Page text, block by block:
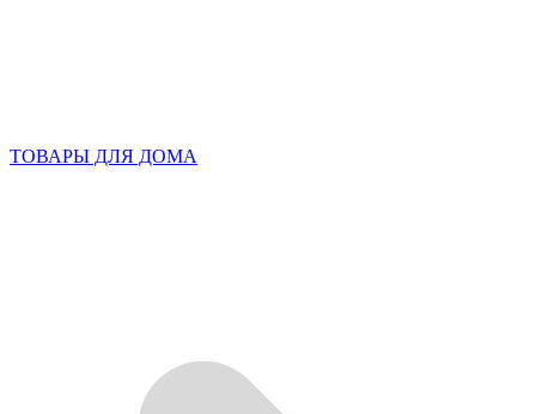
ТОВАРЫ ДЛЯ ДОМА